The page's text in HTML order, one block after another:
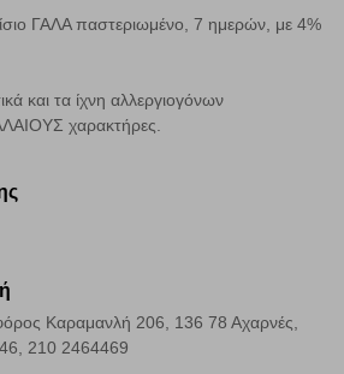
ΓΑΛΑ παστεριωμένο, 7 ημερών, με 4%
και τα ίχνη αλλεργιογόνων
χαρακτήρες.
Καραμανλή 206, 136 78 Αχαρνές,
210 2464469
Αποδοχή όλων